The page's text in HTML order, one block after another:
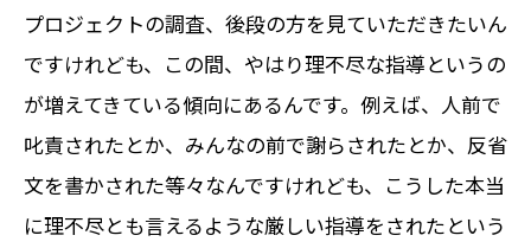
プロジェクトの調査、後段の方を見ていただきたいん
ですけれども、この間、やはり理不尽な指導というの
が増えてきている傾向にあるんです。例えば、人前で
叱責されたとか、みんなの前で謝らされたとか、反省
文を書かされた等々なんですけれども、こうした本当
に理不尽とも言えるような厳しい指導をされたという